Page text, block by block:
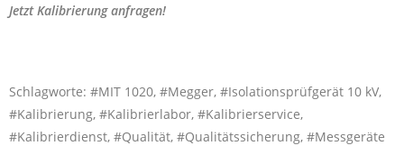
Jetzt Kalibrierung anfragen!
Schlagworte: #MIT 1020, #Megger, #Isolationsprüfgerät 10 kV,
#Kalibrierung, #Kalibrierlabor, #Kalibrierservice,
#Kalibrierdienst, #Qualität, #Qualitätssicherung, #Messgeräte